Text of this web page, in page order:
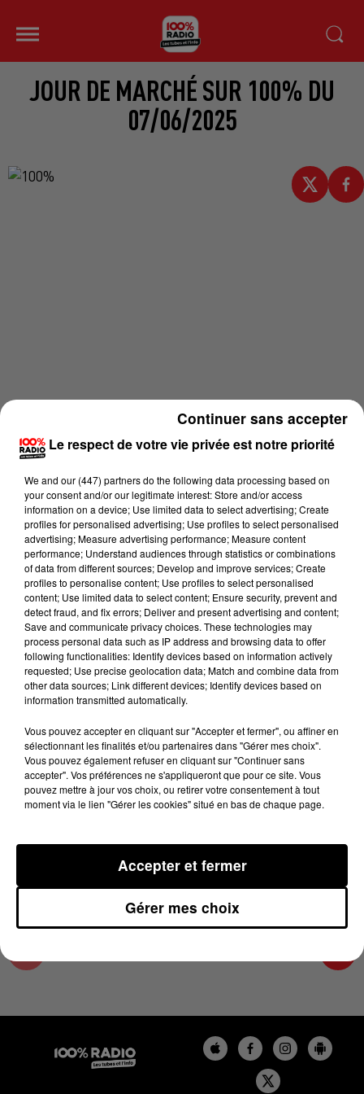
JOUR DE MARCHÉ SUR 100% DU
07/06/2025
Lecture (5 min 44 sec)
100%
Jour de marché sur 100% radio
7 juin 2025 - 5 min 44 sec
JOUR DE MARCHÉ SUR 100% DU 07/06/2025
Bousquet et ses expertys
Le respect de votre vie privée est notre priorité
We and our (447) partnersdo the following data processing based on
your consent and/or our legitimate interest: Store and/or access
information on a device; Use limited data to select advertising; Create
profiles for personalised advertising; Use profiles to select personalised
advertising; Measure advertising performance; Measure content
performance; Understand audiences through statistics or combinations
of data from different sources; Develop and improve services; Create
profiles to personalise content; Use profiles to select personalised
content; Use limited data to select content; Ensure security, prevent and
detect fraud, and fix errors; Deliver and present advertising and content;
Save and communicate privacy choices. These technologies may
process personal data such as IP address and browsing data to offer
following functionalities: Identify devices based on information actively
requested; Use precise geolocation data; Match and combine data from
other data sources; Link different devices; Identify devices based on
information transmitted automatically.
Vous pouvez accepter en cliquant sur "Accepter et fermer", ou affiner en
sélectionnant les finalités et/ou partenaires dans "Gérer mes choix".
Vous pouvez également refuser en cliquant sur "Continuer sans
accepter". Vos préférences ne s'appliqueront que pour ce site. Vous
pouvez mettre à jour vos choix, ou retirer votre consentement à tout
moment via le lien "Gérer les cookies" situé en bas de chaque page.
Gérer mes choix
Accepter et fermer
Continuer sans accepter